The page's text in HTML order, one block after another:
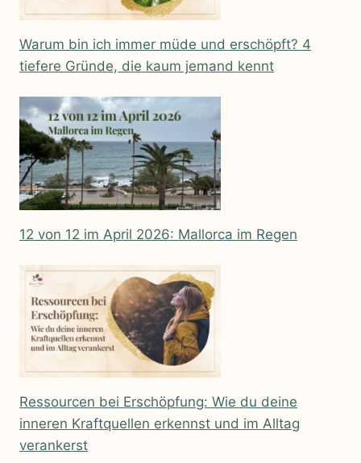
Warum bin ich immer müde und erschöpft? 4
tiefere Gründe, die kaum jemand kennt
12 von 12 im April 2026: Mallorca im Regen
Ressourcen bei Erschöpfung: Wie du deine
inneren Kraftquellen erkennst und im Alltag
verankerst